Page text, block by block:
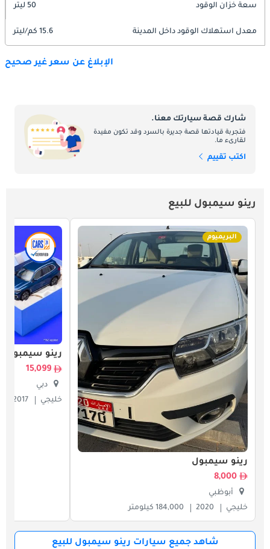
سعة خزان الوقود 50 ليتر
معدل استهلاك الوقود داخل المدينة 15.6 كم/ليتر
الإبلاغ عن سعر غير صحيح
شارك قصة سيارتك معنا.
فتجربة قيادتها قصة جديرة بالسرد وقد تكون مفيدة
لقارىء ما.
اكتب تقييم
رينو سيمبول للبيع
البريميوم
رينو سيمبول
8,000
أبوظبي
خليجي
2020 184,000 كيلومتر
رينو سيمبول
15,099
دبي
خليجي
2017
شاهد جميع سيارات رينو سيمبول للبيع